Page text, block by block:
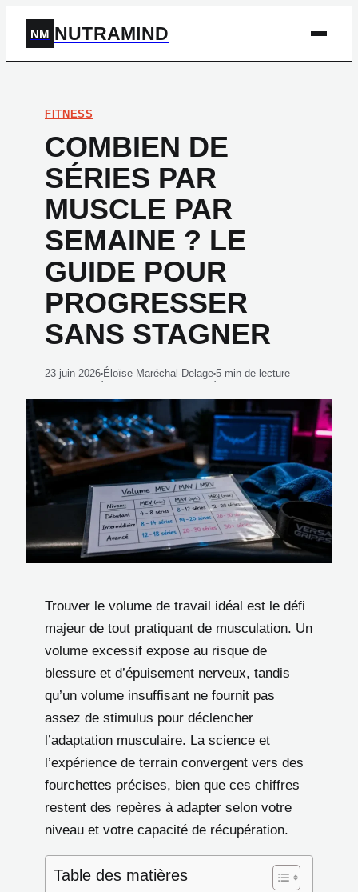
NM NUTRAMIND
FITNESS
COMBIEN DE
SÉRIES PAR
MUSCLE PAR
SEMAINE ? LE
GUIDE POUR
PROGRESSER
SANS STAGNER
23 juin 2026
·
Éloïse Maréchal-Delage
·
5 min de lecture
Trouver le volume de travail idéal est le défi
majeur de tout pratiquant de musculation. Un
volume excessif expose au risque de
blessure et d’épuisement nerveux, tandis
qu’un volume insuffisant ne fournit pas
assez de stimulus pour déclencher
l’adaptation musculaire. La science et
l’expérience de terrain convergent vers des
fourchettes précises, bien que ces chiffres
restent des repères à adapter selon votre
niveau et votre capacité de récupération.
Table des matières